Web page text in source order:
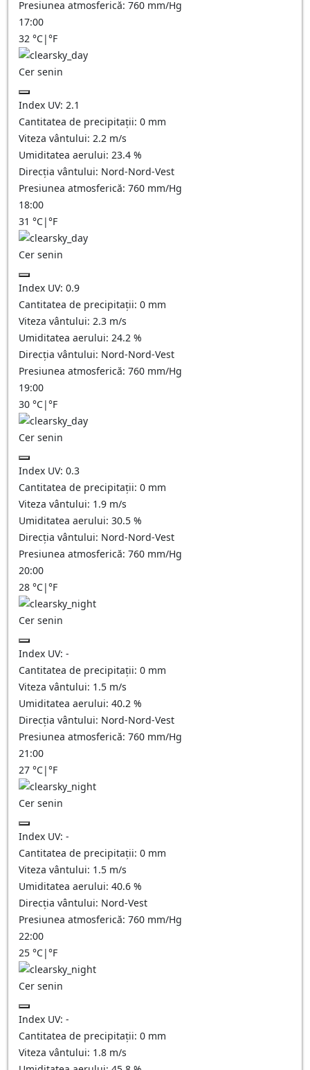
Presiunea atmosferică: 760 mm/Hg
17:00
32 °C|°F
Cer senin
Index UV: 2.1
Cantitatea de precipitații: 0 mm
Viteza vântului: 2.2 m/s
Umiditatea aerului: 23.4 %
Direcția vântului: Nord-Nord-Vest
Presiunea atmosferică: 760 mm/Hg
18:00
31 °C|°F
Cer senin
Index UV: 0.9
Cantitatea de precipitații: 0 mm
Viteza vântului: 2.3 m/s
Umiditatea aerului: 24.2 %
Direcția vântului: Nord-Nord-Vest
Presiunea atmosferică: 760 mm/Hg
19:00
30 °C|°F
Cer senin
Index UV: 0.3
Cantitatea de precipitații: 0 mm
Viteza vântului: 1.9 m/s
Umiditatea aerului: 30.5 %
Direcția vântului: Nord-Nord-Vest
Presiunea atmosferică: 760 mm/Hg
20:00
28 °C|°F
Cer senin
Index UV: -
Cantitatea de precipitații: 0 mm
Viteza vântului: 1.5 m/s
Umiditatea aerului: 40.2 %
Direcția vântului: Nord-Nord-Vest
Presiunea atmosferică: 760 mm/Hg
21:00
27 °C|°F
Cer senin
Index UV: -
Cantitatea de precipitații: 0 mm
Viteza vântului: 1.5 m/s
Umiditatea aerului: 40.6 %
Direcția vântului: Nord-Vest
Presiunea atmosferică: 760 mm/Hg
22:00
25 °C|°F
Cer senin
Index UV: -
Cantitatea de precipitații: 0 mm
Viteza vântului: 1.8 m/s